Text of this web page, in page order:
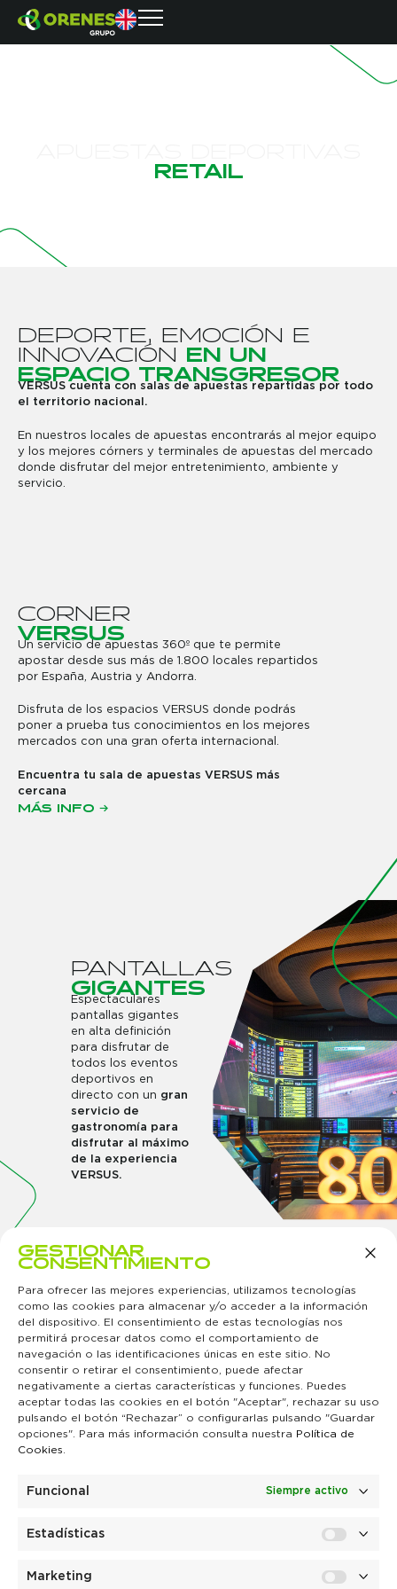
GESTIONAR
CONSENTIMIENTO
Para ofrecer las mejores experiencias, utilizamos tecnologías
como las cookies para almacenar y/o acceder a la información
del dispositivo. El consentimiento de estas tecnologías nos
permitirá procesar datos como el comportamiento de
navegación o las identificaciones únicas en este sitio. No
consentir o retirar el consentimiento, puede afectar
negativamente a ciertas características y funciones. Puedes
aceptar todas las cookies en el botón "Aceptar", rechazar su uso
pulsando el botón “Rechazar” o configurarlas pulsando "Guardar
opciones". Para más información consulta nuestra
Política de
Cookies
Funcional Siempre activo
Estadísticas
Marketing
RETA IL
DEPORTE EM OCI ÓN
E
I N N OVA CI ÓN EN UN
ES PA CIO TR A NS G RES OR
VERSUS cuenta con salas de apuestas repartidas por todo
el territorio nacional.
En nuestros locales de apuestas encontrarás al mejor equipo
y los mejores córners y terminales de apuestas del mercado
donde disfrutar del mejor entretenimiento, ambiente y
servicio.
CORN ER
VERS US
Un servicio de apuestas 360º que te permite
apostar desde sus más de 1.800 locales repartidos
por España, Austria y Andorra.
Disfruta de los espacios VERSUS donde podrás
poner a prueba tus conocimientos en los mejores
mercados con una gran oferta internacional.
Encuentra tu sala de apuestas VERSUS más
cercana
MÁS INFO →
PA N TA L L A S
G IG A NTES
Espectaculares
pantallas gigantes
en alta definición
para disfrutar de
todos los eventos
deportivos en
directo con un gran
servicio de
gastronomía para
disfrutar al máximo
de la experiencia
VERSUS.
Alejandro
Valverde,
170
Murcia
+34 968 24
MADRID
Lumière, 10
Polígono
Industrial
«San Marcos
ÁREAS DE
Juego y ocio
Hoteles y
restauración
Tecnología e
PARTNER
nuestro
partner?
TRABAJA
CONTACTO
nosotros
Canal ético